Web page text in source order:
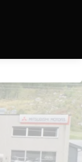
Kjøretøy
Våre merker